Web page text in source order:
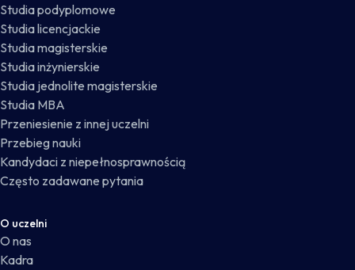
Studia podyplomowe
Studia licencjackie
Studia magisterskie
Studia inżynierskie
Studia jednolite magisterskie
Studia MBA
Przeniesienie z innej uczelni
Przebieg nauki
Kandydaci z niepełnosprawnością
Często zadawane pytania
O uczelni
O nas
Kadra